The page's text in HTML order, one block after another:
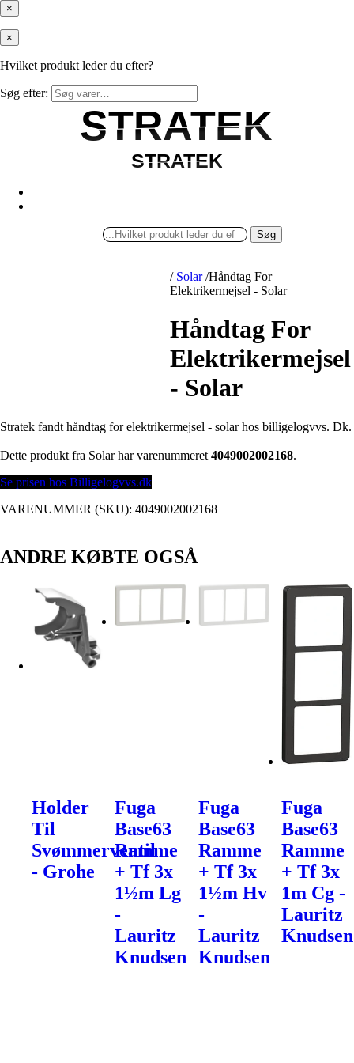
×
×
Hvilket produkt leder du efter?
Søg efter:
STRATEK
STRATEK
STRATEK
STRATEK
Søg
/ Solar /Håndtag For
Elektrikermejsel - Solar
Håndtag For
Elektrikermejsel
- Solar
Stratek fandt håndtag for elektrikermejsel - solar hos billigelogvvs. Dk.
Dette produkt fra Solar har varenummeret 4049002002168.
Se prisen hos Billigelogvvs.dk
VARENUMMER (SKU): 4049002002168
ANDRE KØBTE OGSÅ
Holder
Til
Svømmerventil
- Grohe
Fuga
Base63
Ramme
+ Tf 3x
1½m Lg
-
Lauritz
Knudsen
Fuga
Base63
Ramme
+ Tf 3x
1½m Hv
-
Lauritz
Knudsen
Fuga
Base63
Ramme
+ Tf 3x
1m Cg -
Lauritz
Knudsen